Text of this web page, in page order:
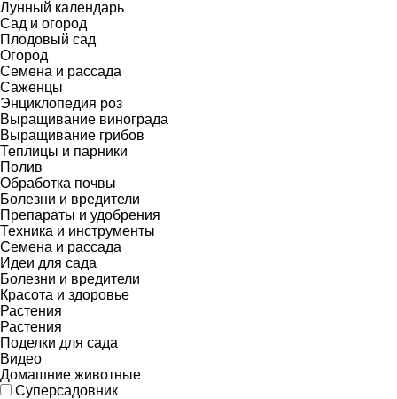
Лунный календарь
Сад и огород
Плодовый сад
Огород
Семена и рассада
Саженцы
Энциклопедия роз
Выращивание винограда
Выращивание грибов
Теплицы и парники
Полив
Обработка почвы
Болезни и вредители
Препараты и удобрения
Техника и инструменты
Семена и рассада
Идеи для сада
Болезни и вредители
Красота и здоровье
Растения
Растения
Поделки для сада
Видео
Домашние животные
Суперсадовник